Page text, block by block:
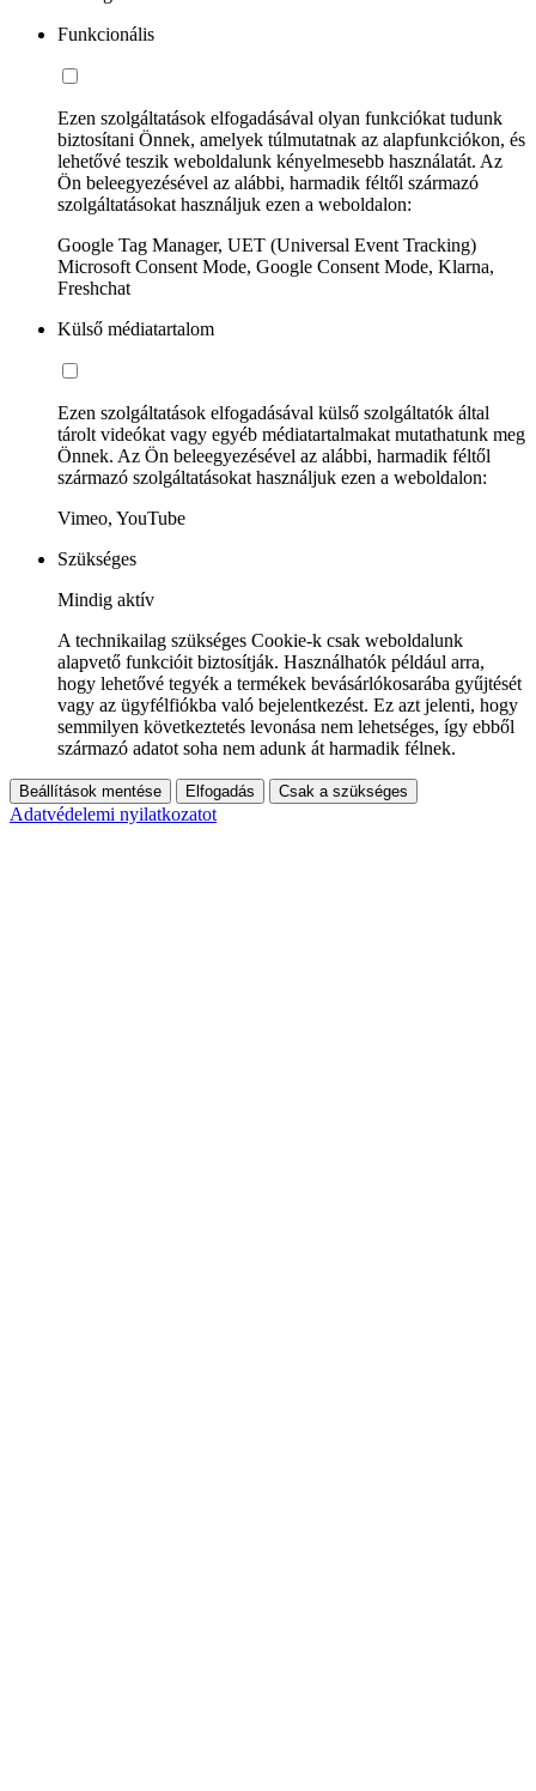
Funkcionális
Ezen szolgáltatások elfogadásával olyan funkciókat tudunk
biztosítani Önnek, amelyek túlmutatnak az alapfunkciókon, és
lehetővé teszik weboldalunk kényelmesebb használatát. Az
Ön beleegyezésével az alábbi, harmadik féltől származó
szolgáltatásokat használjuk ezen a weboldalon:
Google Tag Manager, UET (Universal Event Tracking)
Microsoft Consent Mode, Google Consent Mode, Klarna,
Freshchat
Külső médiatartalom
Ezen szolgáltatások elfogadásával külső szolgáltatók által
tárolt videókat vagy egyéb médiatartalmakat mutathatunk meg
Önnek. Az Ön beleegyezésével az alábbi, harmadik féltől
származó szolgáltatásokat használjuk ezen a weboldalon:
Vimeo, YouTube
Szükséges
Mindig aktív
A technikailag szükséges Cookie-k csak weboldalunk
alapvető funkcióit biztosítják. Használhatók például arra,
hogy lehetővé tegyék a termékek bevásárlókosarába gyűjtését
vagy az ügyfélfiókba való bejelentkezést. Ez azt jelenti, hogy
semmilyen következtetés levonása nem lehetséges, így ebből
származó adatot soha nem adunk át harmadik félnek.
Beállítások mentése Elfogadás Csak a szükséges
Adatvédelemi nyilatkozatot